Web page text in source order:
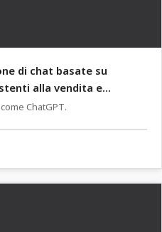
di chat basate su
alla vendita e
ChatGPT.